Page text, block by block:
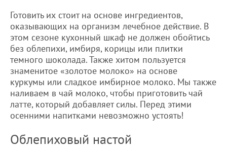
Готовить их стоит на основе ингредиентов,
оказывающих на организм лечебное действие. В
этом сезоне кухонный шкаф не должен обойтись
без облепихи, имбиря, корицы или плитки
темного шоколада. Также хитом пользуется
знаменитое «золотое молоко» на основе
куркумы или сладкое имбирное молоко. Мы также
наливаем в чай ​​молоко, чтобы приготовить чай
латте, который добавляет силы. Перед этими
осенними напитками невозможно устоять!
Облепиховый настой